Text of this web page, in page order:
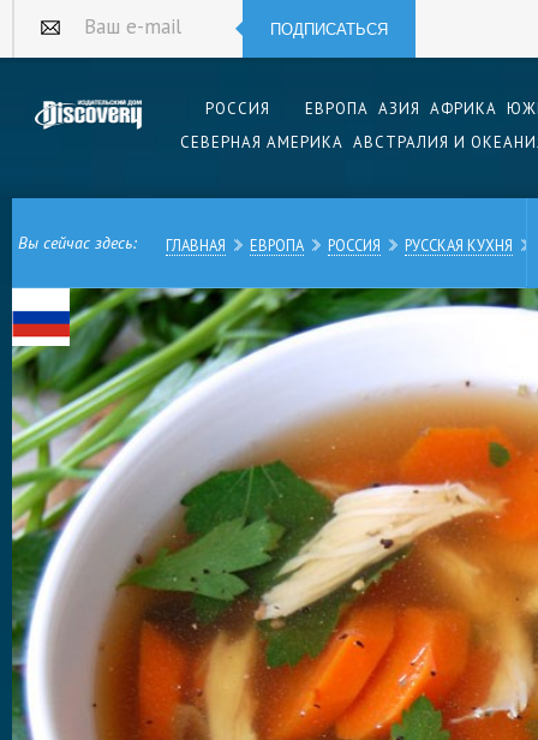
Ваш e-mail ПОДПИСАТЬСЯ
РОССИЯ ЕВРОПА АЗИЯ АФРИКА
СЕВЕРНАЯ АМЕРИКА АВСТРАЛИЯ И
Вы сейчас здесь: ГЛАВНАЯ ЕВРОПА РОССИЯ РУССКАЯ КУХНЯ